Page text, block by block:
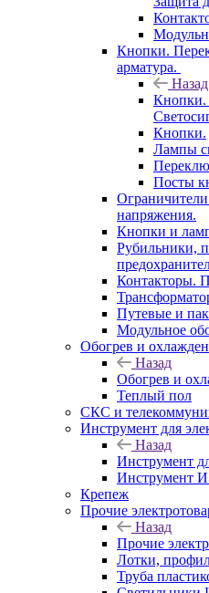
Кнопки.
арматура.
Назад
Кнопки.
Кнопки.
Лампы
Посты
напряжения.
Кнопки и
Рубильники,
Контакторы.
Путевые и
Модульное
Обогрев и
Назад
Обогрев и
Теплый пол
СКС и
Инструмент для
Назад
Инструмент
Инструмент
Крепеж
Прочие
Назад
Прочие
Лотки,
Труба